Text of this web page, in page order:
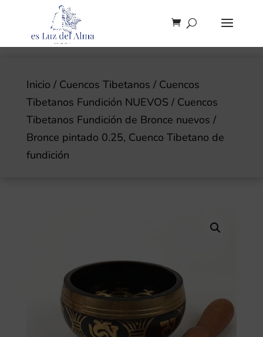
Inicio / Cuencos Tibetanos / Cuencos
Tibetanos Fundición NUEVOS / Cuencos
Tibetanos Fundición de Bronce nuevos /
Bronce pintado 0.25, Cuenco Tibetano de
fundición